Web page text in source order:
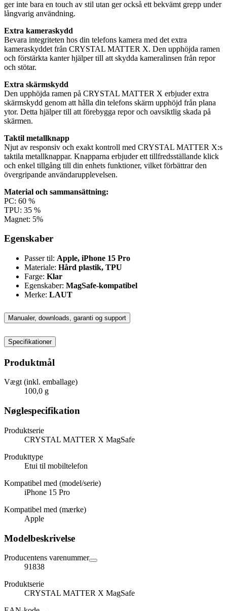
ger inte bara en touch av stil utan ger också ett bekvämt grepp under
långvarig användning.
Extra kameraskydd
Bevara integriteten hos din telefons kamera med det extra
kameraskyddet från CRYSTAL MATTER X. Den upphöjda ramen
och förstärkta kanter hjälper till att skydda kameralinsen från repor
och stötar.
Extra skärmskydd
Den upphöjda ramen på CRYSTAL MATTER X erbjuder extra
skärmskydd genom att hålla din telefons skärm upphöjd från plana
ytor. Detta hjälper till att förebygga repor och oavsiktlig skada på
skärmen.
Taktil metallknapp
Njut av responsiv och exakt kontroll med CRYSTAL MATTER X:s
taktila metallknappar. Knapparna erbjuder ett tillfredsställande klick
och enkel tillgång till din enhets funktioner, vilket förbättrar den
övergripande användarupplevelsen.
Material och sammansättning:
PC: 60 %
TPU: 35 %
Magnet: 5%
Egenskaber
Passer til: Apple, iPhone 15 Pro
Materiale: Hård plastik, TPU
Farge: Klar
Egenskaber: MagSafe-kompatibel
Merke: LAUT
Manualer, downloads, garanti og support
Specifikationer
Produktmål
Vægt (inkl. emballage)
100,0 g
Nøglespecifikation
Produktserie
CRYSTAL MATTER X MagSafe
Produkttype
Etui til mobiltelefon
Kompatibel med (model/serie)
iPhone 15 Pro
Kompatibel med (mærke)
Apple
Modelbeskrivelse
Producentens varenummer
91838
Produktserie
CRYSTAL MATTER X MagSafe